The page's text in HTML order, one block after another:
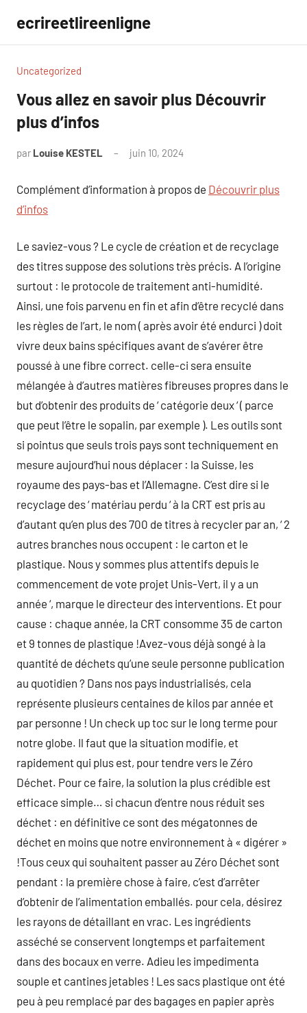
contenu
ecrireetlireenligne
Uncategorized
Vous allez en savoir plus Découvrir
plus d’infos
par Louise KESTEL juin 10, 2024
Complément d’information à propos de Découvrir plus
d’infos
Le saviez-vous ? Le cycle de création et de recyclage
des titres suppose des solutions très précis. A l’origine
surtout : le protocole de traitement anti-humidité.
Ainsi, une fois parvenu en fin et afin d’être recyclé dans
les règles de l’art, le nom ( après avoir été endurci ) doit
vivre deux bains spécifiques avant de s’avérer être
poussé à une fibre correct. celle-ci sera ensuite
mélangée à d’autres matières fibreuses propres dans le
but d’obtenir des produits de ‘ catégorie deux ‘ ( parce
que peut l’être le sopalin, par exemple ). Les outils sont
si pointus que seuls trois pays sont techniquement en
mesure aujourd’hui nous déplacer : la Suisse, les
royaume des pays-bas et l’Allemagne. C’est dire si le
recyclage des ‘ matériau perdu ‘ à la CRT est pris au
d’autant qu’en plus des 700 de titres à recycler par an, ‘ 2
autres branches nous occupent : le carton et le
plastique. Nous y sommes plus attentifs depuis le
commencement de vote projet Unis-Vert, il y a un
année ‘, marque le directeur des interventions. Et pour
cause : chaque année, la CRT consomme 35 de carton
et 9 tonnes de plastique !Avez-vous déjà songé à la
quantité de déchets qu’une seule personne publication
au quotidien ? Dans nos pays industrialisés, cela
représente plusieurs centaines de kilos par année et
par personne ! Un check up toc sur le long terme pour
notre globe. Il faut que la situation modifie, et
rapidement qui plus est, pour tendre vers le Zéro
Déchet. Pour ce faire, la solution la plus crédible est
efficace simple… si chacun d’entre nous réduit ses
déchet : en définitive ce sont des mégatonnes de
déchet en moins que notre environnement à « digérer »
!Tous ceux qui souhaitent passer au Zéro Déchet sont
pendant : la première chose à faire, c’est d’arrêter
d’obtenir de l’alimentation emballés. pour cela, désirez
les rayons de détaillant en vrac. Les ingrédients
asséché se conservent longtemps et parfaitement
dans des bocaux en verre. Adieu les impedimenta
souple et cantines jetables ! Les sacs plastique ont été
peu à peu remplacé par des bagages en papier après